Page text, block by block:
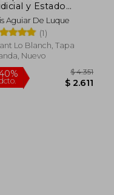
y Estado
el
Judicial
Aguiar De Luque
(1)
Lo Blanch, Tapa
Nuevo